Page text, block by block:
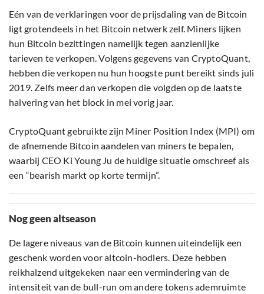
Eén van de verklaringen voor de prijsdaling van de Bitcoin
ligt grotendeels in het Bitcoin netwerk zelf. Miners lijken
hun Bitcoin bezittingen namelijk tegen aanzienlijke
tarieven te verkopen. Volgens gegevens van CryptoQuant,
hebben die verkopen nu hun hoogste punt bereikt sinds juli
2019. Zelfs meer dan verkopen die volgden op de laatste
halvering van het block in mei vorig jaar.
CryptoQuant gebruikte zijn Miner Position Index (MPI) om
de afnemende Bitcoin aandelen van miners te bepalen,
waarbij CEO Ki Young Ju de huidige situatie omschreef als
een “bearish markt op korte termijn”.
Nog geen altseason
De lagere niveaus van de Bitcoin kunnen uiteindelijk een
geschenk worden voor altcoin-hodlers. Deze hebben
reikhalzend uitgekeken naar een vermindering van de
intensiteit van de bull-run om andere tokens ademruimte